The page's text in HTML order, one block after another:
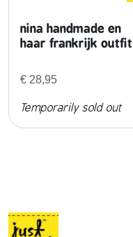
nina handmade en
haar frankrijk outfit
€ 28,95
Temporarily sold out